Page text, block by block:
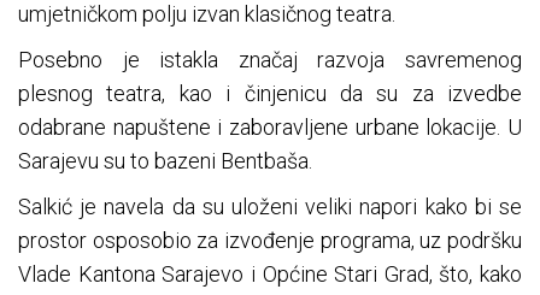
umjetničkom polju izvan klasičnog teatra.
Posebno je istakla značaj razvoja savremenog
plesnog teatra, kao i činjenicu da su za izvedbe
odabrane napuštene i zaboravljene urbane lokacije. U
Sarajevu su to bazeni Bentbaša.
Salkić je navela da su uloženi veliki napori kako bi se
prostor osposobio za izvođenje programa, uz podršku
Vlade Kantona Sarajevo i Općine Stari Grad, što, kako